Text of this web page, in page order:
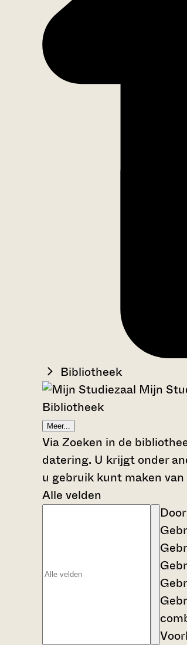
Bibliotheek
Mijn
Bibliotheek
Meer...
Via Zoeken in de
datering. U krijgt onder
u gebruik kunt maken
Alle velden